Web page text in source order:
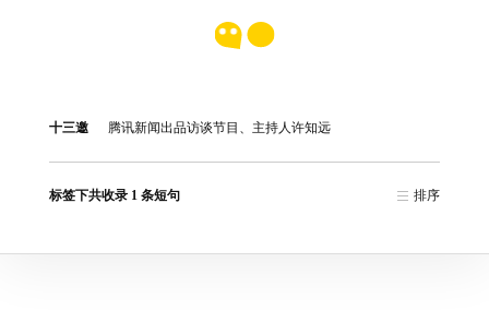
十三邀 腾讯新闻出品访谈节目、主持人许知远
标签下共收录 1 条短句 排序